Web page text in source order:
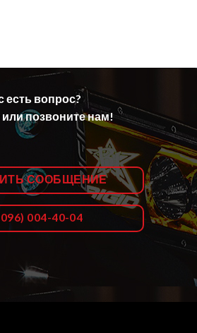
есть вопрос?
позвоните нам!
СООБЩЕНИЕ
004-40-04